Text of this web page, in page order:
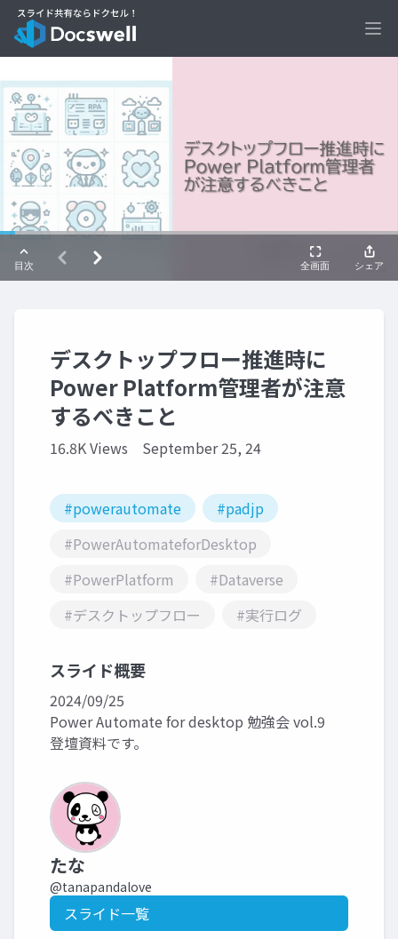
デスクトップフロー推進時に
Power Platform管理者が注意
するべきこと
16.8K Views September 25, 24
#powerautomate
#padjp
#PowerAutomateforDesktop
#PowerPlatform
#Dataverse
#デスクトップフロー
#実行ログ
スライド概要
2024/09/25
Power Automate for desktop 勉強会 vol.9
登壇資料です。
たな
@tanapandalove
スライド一覧